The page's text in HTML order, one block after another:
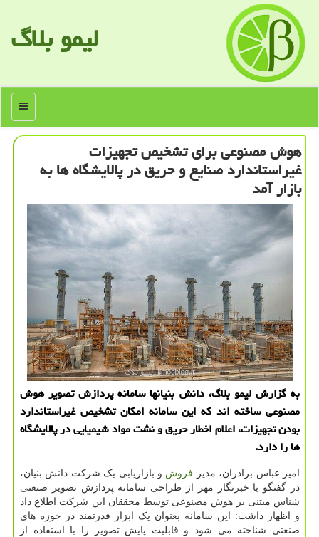
لیمو بلاگ
منو
هوش مصنوعی برای تشخیص تجهیزات
غیراستاندارد صنایع و حریق در پالایشگاه ها به
بازار آمد
به گزارش لیمو بلاگ، دانش بنیانها سامانه پردازش تصویر هوش
مصنوعی ساخته اند که این سامانه امکان تشخیص غیراستاندارد
بودن تجهیزات، اعلام اخطار حریق و نشت مواد شیمیایی در پالایشگاه
ها را دارد.
امیر عباس برادران، مدیر فروش و بازاریابی یک شرکت دانش بنیان،
در گفتگو با خبرنگار مهر از طراحی سامانه پردازش تصویر صنعتی
شناس مبتنی بر هوش مصنوعی توسط محققان این شرکت اطلاع داد
و اظهار داشت: این سامانه بعنوان یک ابزار قدرتمند در حوزه های
صنعتی شناخته می شود و قابلیت پایش تصویر را با استفاده از